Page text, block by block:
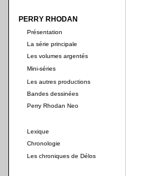
PERRY RHODAN
Présentation
La série principale
Les volumes argentés
Mini-séries
Les autres productions
Bandes dessinées
Perry Rhodan Neo
Lexique
Chronologie
Les chroniques de Délos